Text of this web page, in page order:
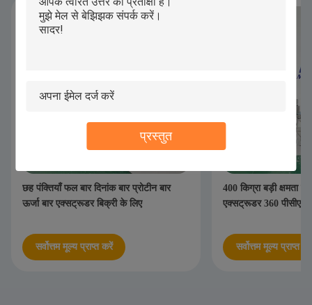
प्रस्तुत
छह पंक्तियाँ फल बार दिनांक बार प्रोटीन बार
ऊर्जा बार एक्सट्रूडर बिक्री के लिए
सर्वोत्तम मूल्य प्राप्त करें
400 किग्रा बड़ी क्षमता
एक्सट्रूडर 360 पीसीएस
सर्वोत्तम मूल्य प्राप्त